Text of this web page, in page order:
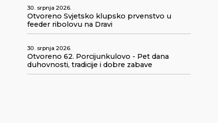
30. srpnja 2026.
Otvoreno Svjetsko klupsko prvenstvo u
feeder ribolovu na Dravi
30. srpnja 2026.
Otvoreno 62. Porcijunkulovo - Pet dana
duhovnosti, tradicije i dobre zabave